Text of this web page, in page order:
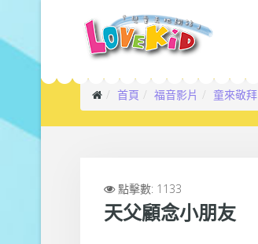
首頁 福音影片 童來敬拜
點擊數: 1133
天父顧念小朋友